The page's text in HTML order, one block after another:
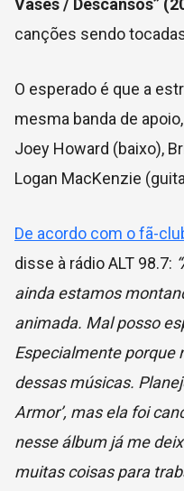
Vases / Descansos”
canções sendo
O esperado é que a
mesma banda de
Joey Howard (baixo),
Logan MacKenzie
De acordo com o fã-
disse à rádio ALT 98.7:
ainda estamos
animada. Mal posso
Especialmente porque
dessas músicas.
Armor’, mas ela foi
nesse álbum já me
muitas coisas para